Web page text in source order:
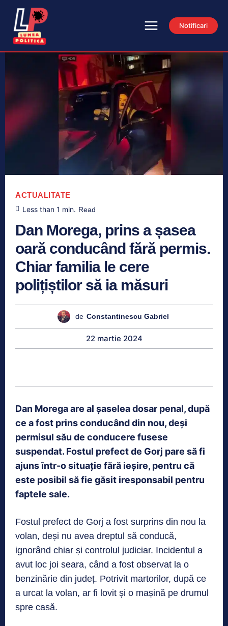
Notificari
ACTUALITATE
Less than 1 min. Read
Dan Morega, prins a șasea
oară conducând fără permis.
Chiar familia le cere
polițiștilor să ia măsuri
de Constantinescu Gabriel
22 martie 2024
Dan Morega are al șaselea dosar penal, după
ce a fost prins conducând din nou, deși
permisul său de conducere fusese
suspendat. Fostul prefect de Gorj pare să fi
ajuns într-o situație fără ieșire, pentru că
este posibil să fie găsit iresponsabil pentru
faptele sale.
Fostul prefect de Gorj a fost surprins din nou la
volan, deși nu avea dreptul să conducă,
ignorând chiar și controlul judiciar. Incidentul a
avut loc joi seara, când a fost observat la o
benzinărie din județ. Potrivit martorilor, după ce
a urcat la volan, ar fi lovit și o mașină pe drumul
spre casă.